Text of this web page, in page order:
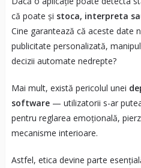
că poate și stoca, interpreta
Cine garantează că aceste date
publicitate personalizată,
decizii automate nedrepte?
Mai mult, există pericolul unei
software— utilizatorii s-ar
pentru reglarea emoțională,
mecanisme interioare.
Astfel, etica devine parte